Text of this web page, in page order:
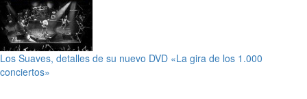
Los Suaves, detalles de su nuevo DVD «La gira de los 1.000
conciertos»